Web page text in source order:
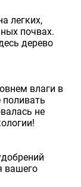
легких,
почвах.
дерево
влаги в
не
вашего